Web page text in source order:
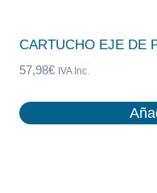
CARTUCHO EJE DE
57,98€ IVA Inc.